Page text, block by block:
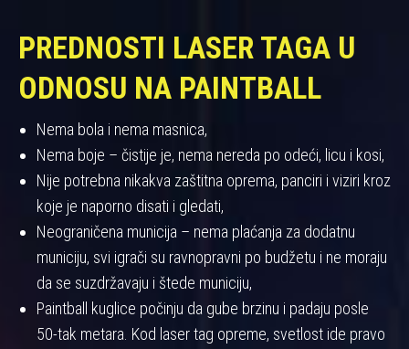
PREDNOSTI LASER TAGA U
ODNOSU NA PAINTBALL
Nema bola i nema masnica,
Nema boje – čistije je, nema nereda po odeći, licu i kosi,
Nije potrebna nikakva zaštitna oprema, panciri i viziri kroz
koje je naporno disati i gledati,
Neograničena municija – nema plaćanja za dodatnu
municiju, svi igrači su ravnopravni po budžetu i ne moraju
da se suzdržavaju i štede municiju,
Paintball kuglice počinju da gube brzinu i padaju posle
50-tak metara. Kod laser tag opreme, svetlost ide pravo